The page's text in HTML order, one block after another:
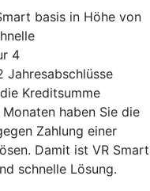
basis in Höhe von
4
Jahresabschlüsse
Kreditsumme
haben Sie die
Zahlung einer
Damit ist VR Smart
schnelle Lösung.